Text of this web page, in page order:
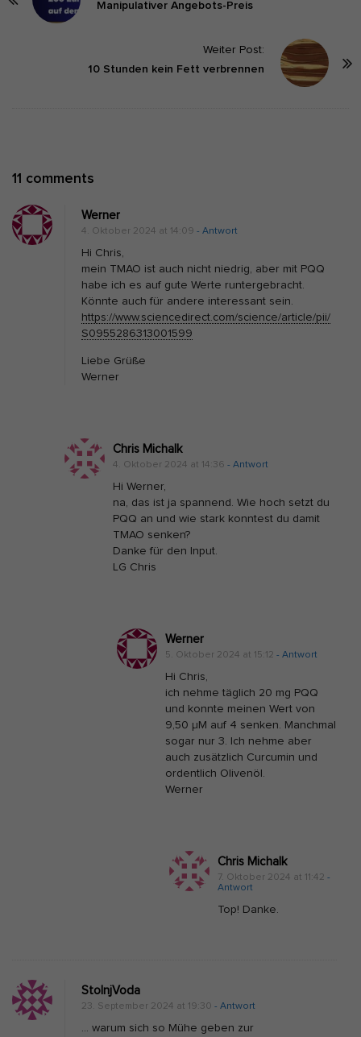
Manipulativer Angebots-Preis
Weiter Post:
10 Stunden kein Fett verbrennen
11 comments
W
e
d
e
i
e
m
A
O
e
Werner
4. Oktober 2024 at 14:09 - Antwort
Hi Chris,
mein TMAO ist auch nicht niedrig, aber mit PQQ
habe ich es auf gute Werte runtergebracht.
Könnte auch für andere interessant sein.
https://www.sciencedirect.com/science/article/pii/
S0955286313001599
Liebe Grüße
Werner
Chris Michalk
4. Oktober 2024 at 14:36 - Antwort
Hi Werner,
na, das ist ja spannend. Wie hoch setzt du
PQQ an und wie stark konntest du damit
TMAO senken?
Danke für den Input.
LG Chris
Werner
5. Oktober 2024 at 15:12 - Antwort
Hi Chris,
ich nehme täglich 20 mg PQQ
und konnte meinen Wert von
9,50 μM auf 4 senken. Manchmal
sogar nur 3. Ich nehme aber
auch zusätzlich Curcumin und
ordentlich Olivenöl.
Werner
Chris Michalk
7. Oktober 2024 at 11:42 -
Antwort
Top! Danke.
StolnjVoda
23. September 2024 at 19:30 - Antwort
… warum sich so Mühe geben zur